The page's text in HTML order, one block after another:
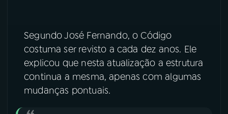
Segundo José Fernando, o Código
costuma ser revisto a cada dez anos. Ele
explicou que nesta atualização a estrutura
continua a mesma, apenas com algumas
mudanças pontuais.